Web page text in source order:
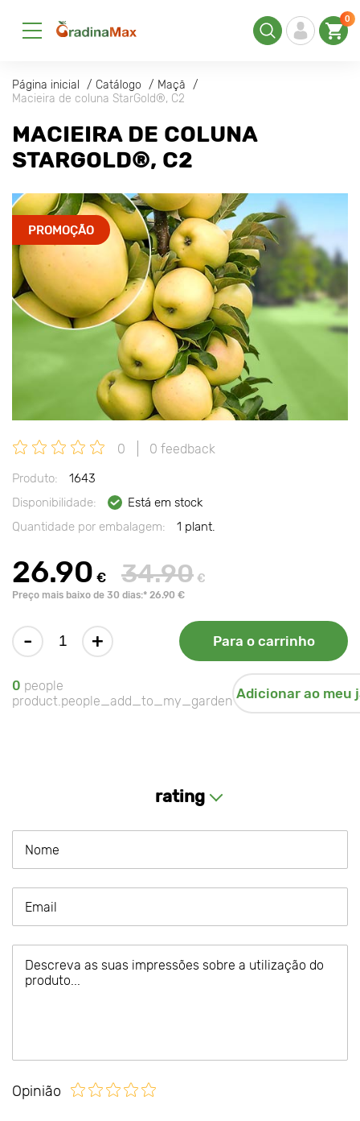
0
Página inicial Catálogo
Maçã
Macieira de coluna StarGold®, C2
MACIEIRA DE COLUNA
STARGOLD®, C2
PROMOÇÃO
0 0 feedback
Produto:
1643
Disponibilidade:
Está em stock
Quantidade por embalagem:
1 plant.
26.90 € 34.90 €
Preço mais baixo de 30 dias:* 26.90 €
- + Para o carrinho
0 people
product.people_add_to_my_garden Adicionar ao meu
rating
Opinião